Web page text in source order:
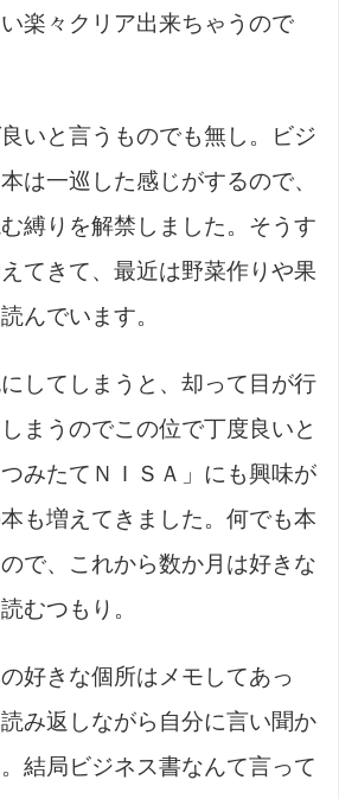
楽々クリア出来ちゃうので
いと言うものでも無し。ビジ
は一巡した感じがするので、
縛りを解禁しました。そうす
てきて、最近は野菜作りや果
んでいます。
してしまうと、却って目が行
まうのでこの位で丁度良いと
みたてＮＩＳＡ」にも興味が
も増えてきました。何でも本
で、これから数か月は好きな
むつもり。
好きな個所はメモしてあっ
み返しながら自分に言い聞か
結局ビジネス書なんて言って